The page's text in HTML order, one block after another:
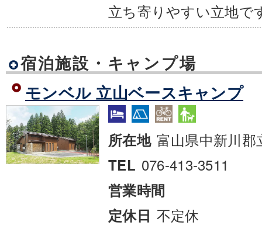
立ち寄りやすい立地で
宿泊施設・キャンプ場
モンベル 立山ベースキャンプ
所在地 富山県中新川郡
TEL 076-413-3511
営業時間
定休日 不定休